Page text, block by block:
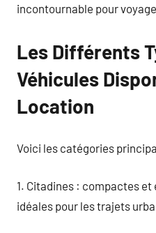
incontournable pour
Les Différents
Véhicules
Location
Voici les catégories
1. Citadines : compactes
idéales pour les trajets